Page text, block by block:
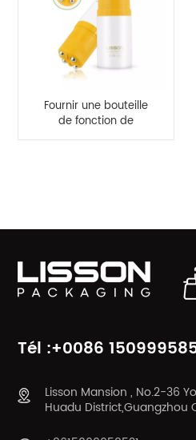
Fournir une bouteille
de fonction de
grattage de massage
Tél :+0086
Lisson Mansion , No.2-36
Huadu District,Guangzhou